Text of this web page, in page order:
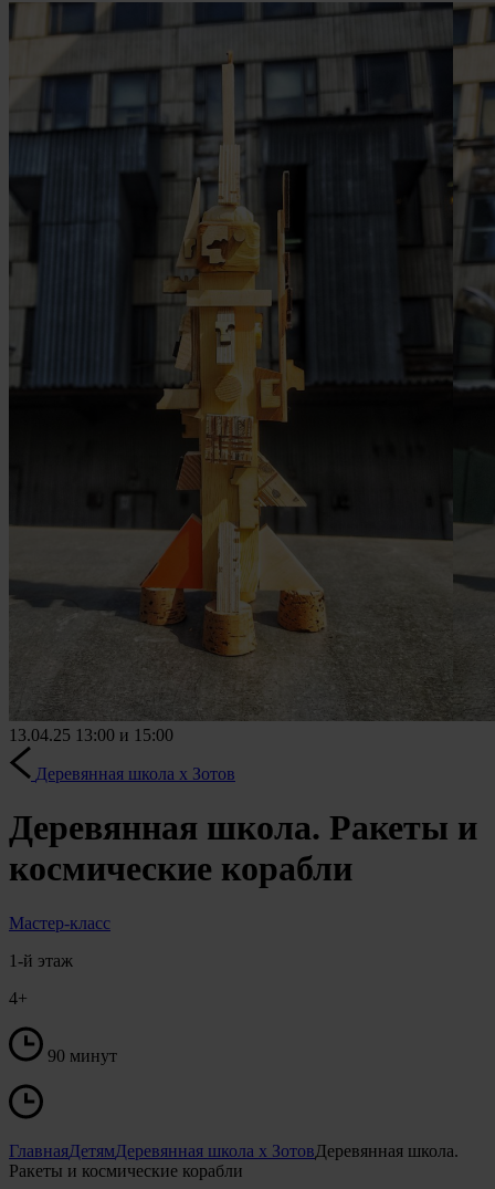
13.04.25 13:00 и 15:00
Деревянная школа х Зотов
Деревянная школа. Ракеты и
космические корабли
Мастер-класс
1-й этаж
4+
90 минут
ГлавнаяДетямДеревянная школа х ЗотовДеревянная школа.
Ракеты и космические корабли